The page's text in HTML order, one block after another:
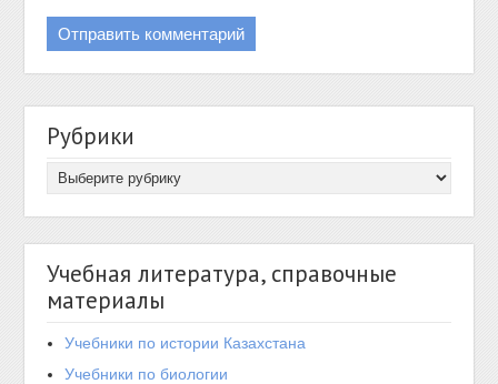
Рубрики
Учебная литература, справочные
материалы
Учебники по истории Казахстана
Учебники по биологии